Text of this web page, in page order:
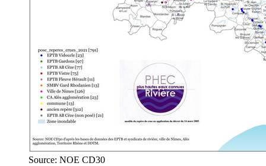
Source: NOE CD30